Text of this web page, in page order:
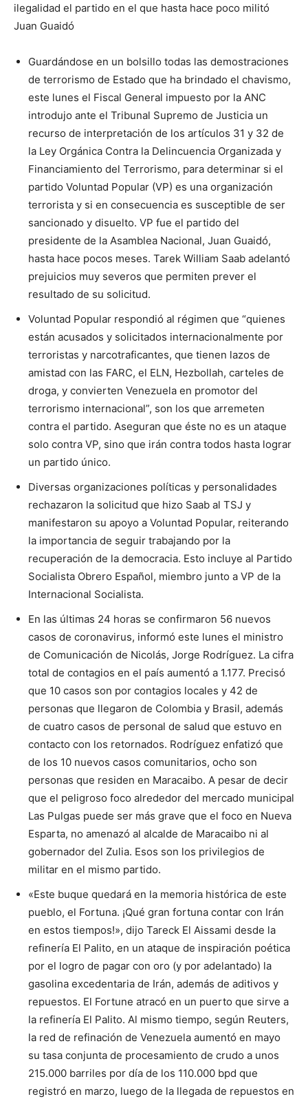
ilegalidad el partido en el que hasta hace poco militó
Juan Guaidó
Guardándose en un bolsillo todas las demostraciones
de terrorismo de Estado que ha brindado el chavismo,
este lunes el Fiscal General impuesto por la ANC
introdujo ante el Tribunal Supremo de Justicia un
recurso de interpretación de los artículos 31 y 32 de
la Ley Orgánica Contra la Delincuencia Organizada y
Financiamiento del Terrorismo, para determinar si el
partido Voluntad Popular (VP) es una organización
terrorista y si en consecuencia es susceptible de ser
sancionado y disuelto. VP fue el partido del
presidente de la Asamblea Nacional, Juan Guaidó,
hasta hace pocos meses. Tarek William Saab adelantó
prejuicios muy severos que permiten prever el
resultado de su solicitud.
Voluntad Popular respondió al régimen que “quienes
están acusados y solicitados internacionalmente por
terroristas y narcotraficantes, que tienen lazos de
amistad con las FARC, el ELN, Hezbollah, carteles de
droga, y convierten Venezuela en promotor del
terrorismo internacional”, son los que arremeten
contra el partido. Aseguran que éste no es un ataque
solo contra VP, sino que irán contra todos hasta lograr
un partido único.
Diversas organizaciones políticas y personalidades
rechazaron la solicitud que hizo Saab al TSJ y
manifestaron su apoyo a Voluntad Popular, reiterando
la importancia de seguir trabajando por la
recuperación de la democracia. Esto incluye al Partido
Socialista Obrero Español, miembro junto a VP de la
Internacional Socialista.
En las últimas 24 horas se confirmaron 56 nuevos
casos de coronavirus, informó este lunes el ministro
de Comunicación de Nicolás, Jorge Rodríguez. La cifra
total de contagios en el país aumentó a 1.177. Precisó
que 10 casos son por contagios locales y 42 de
personas que llegaron de Colombia y Brasil, además
de cuatro casos de personal de salud que estuvo en
contacto con los retornados. Rodríguez enfatizó que
de los 10 nuevos casos comunitarios, ocho son
personas que residen en Maracaibo. A pesar de decir
que el peligroso foco alrededor del mercado municipal
Las Pulgas puede ser más grave que el foco en Nueva
Esparta, no amenazó al alcalde de Maracaibo ni al
gobernador del Zulia. Esos son los privilegios de
militar en el mismo partido.
«Este buque quedará en la memoria histórica de este
pueblo, el Fortuna. ¡Qué gran fortuna contar con Irán
en estos tiempos!», dijo Tareck El Aissami desde la
refinería El Palito, en un ataque de inspiración poética
por el logro de pagar con oro (y por adelantado) la
gasolina excedentaria de Irán, además de aditivos y
repuestos. El Fortune atracó en un puerto que sirve a
la refinería El Palito. Al mismo tiempo, según Reuters,
la red de refinación de Venezuela aumentó en mayo
su tasa conjunta de procesamiento de crudo a unos
215.000 barriles por día de los 110.000 bpd que
registró en marzo, luego de la llegada de repuestos en